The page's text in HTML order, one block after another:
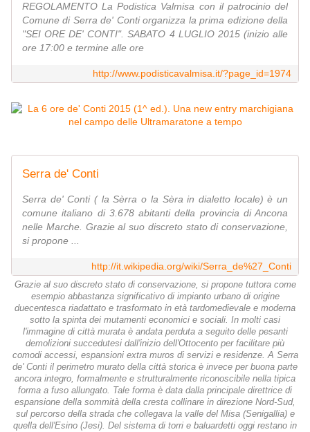
REGOLAMENTO La Podistica Valmisa con il patrocinio del
Comune di Serra de' Conti organizza la prima edizione della
"SEI ORE DE' CONTI". SABATO 4 LUGLIO 2015 (inizio alle
ore 17:00 e termine alle ore
http://www.podisticavalmisa.it/?page_id=1974
Serra de' Conti
Serra de' Conti ( la Sèrra o la Sèra in dialetto locale) è un
comune italiano di 3.678 abitanti della provincia di Ancona
nelle Marche. Grazie al suo discreto stato di conservazione,
si propone ...
http://it.wikipedia.org/wiki/Serra_de%27_Conti
Grazie al suo discreto stato di conservazione, si propone tuttora come
esempio abbastanza significativo di impianto urbano di origine
duecentesca riadattato e trasformato in età tardomedievale e moderna
sotto la spinta dei mutamenti economici e sociali. In molti casi
l'immagine di città murata è andata perduta a seguito delle pesanti
demolizioni succedutesi dall'inizio dell'Ottocento per facilitare più
comodi accessi, espansioni extra muros di servizi e residenze. A Serra
de' Conti il perimetro murato della città storica è invece per buona parte
ancora integro, formalmente e strutturalmente riconoscibile nella tipica
forma a fuso allungato. Tale forma è data dalla principale direttrice di
espansione della sommità della cresta collinare in direzione Nord-Sud,
sul percorso della strada che collegava la valle del Misa (Senigallia) e
quella dell'Esino (Jesi). Del sistema di torri e baluardetti oggi restano in